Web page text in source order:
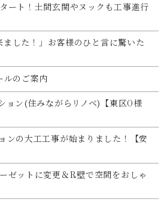
ート！土間玄関やヌックも工事進行
ました！」お客様のひと言に驚いた
ルのご案内
ョン(住みながらリノベ)【東区O様
ンの大工工事が始まりました！【安
ゼットに変更＆R壁で空間をおしゃ